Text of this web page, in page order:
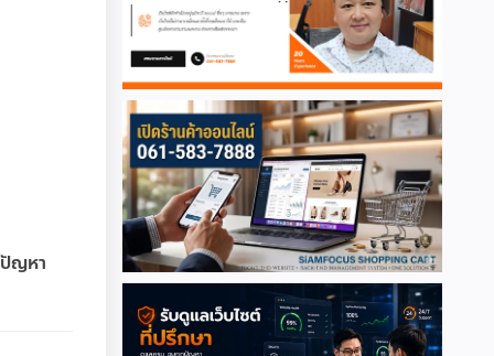
ปัญหา